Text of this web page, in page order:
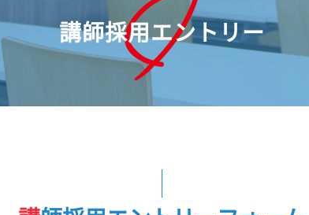
講師採用エントリー